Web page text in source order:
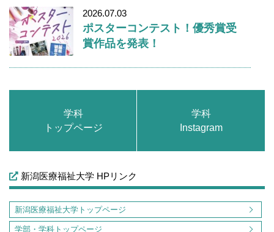
2026.07.03
ポスターコンテスト！優秀賞受
賞作品を発表！
学科
トップページ
学科
Instagram
新潟医療福祉大学 HPリンク
新潟医療福祉大学トップページ
学部・学科トップページ